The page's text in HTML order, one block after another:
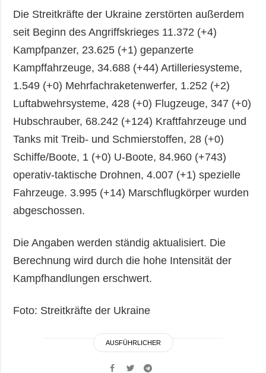
Die Streitkräfte der Ukraine zerstörten außerdem
seit Beginn des Angriffskrieges 11.372 (+4)
Kampfpanzer, 23.625 (+1) gepanzerte
Kampffahrzeuge, 34.688 (+44) Artilleriesysteme,
1.549 (+0) Mehrfachraketenwerfer, 1.252 (+2)
Luftabwehrsysteme, 428 (+0) Flugzeuge, 347 (+0)
Hubschrauber, 68.242 (+124) Kraftfahrzeuge und
Tanks mit Treib- und Schmierstoffen, 28 (+0)
Schiffe/Boote, 1 (+0) U-Boote, 84.960 (+743)
operativ-taktische Drohnen, 4.007 (+1) spezielle
Fahrzeuge. 3.995 (+14) Marschflugkörper wurden
abgeschossen.
Die Angaben werden ständig aktualisiert. Die
Berechnung wird durch die hohe Intensität der
Kampfhandlungen erschwert.
Foto: Streitkräfte der Ukraine
AUSFÜHRLICHER